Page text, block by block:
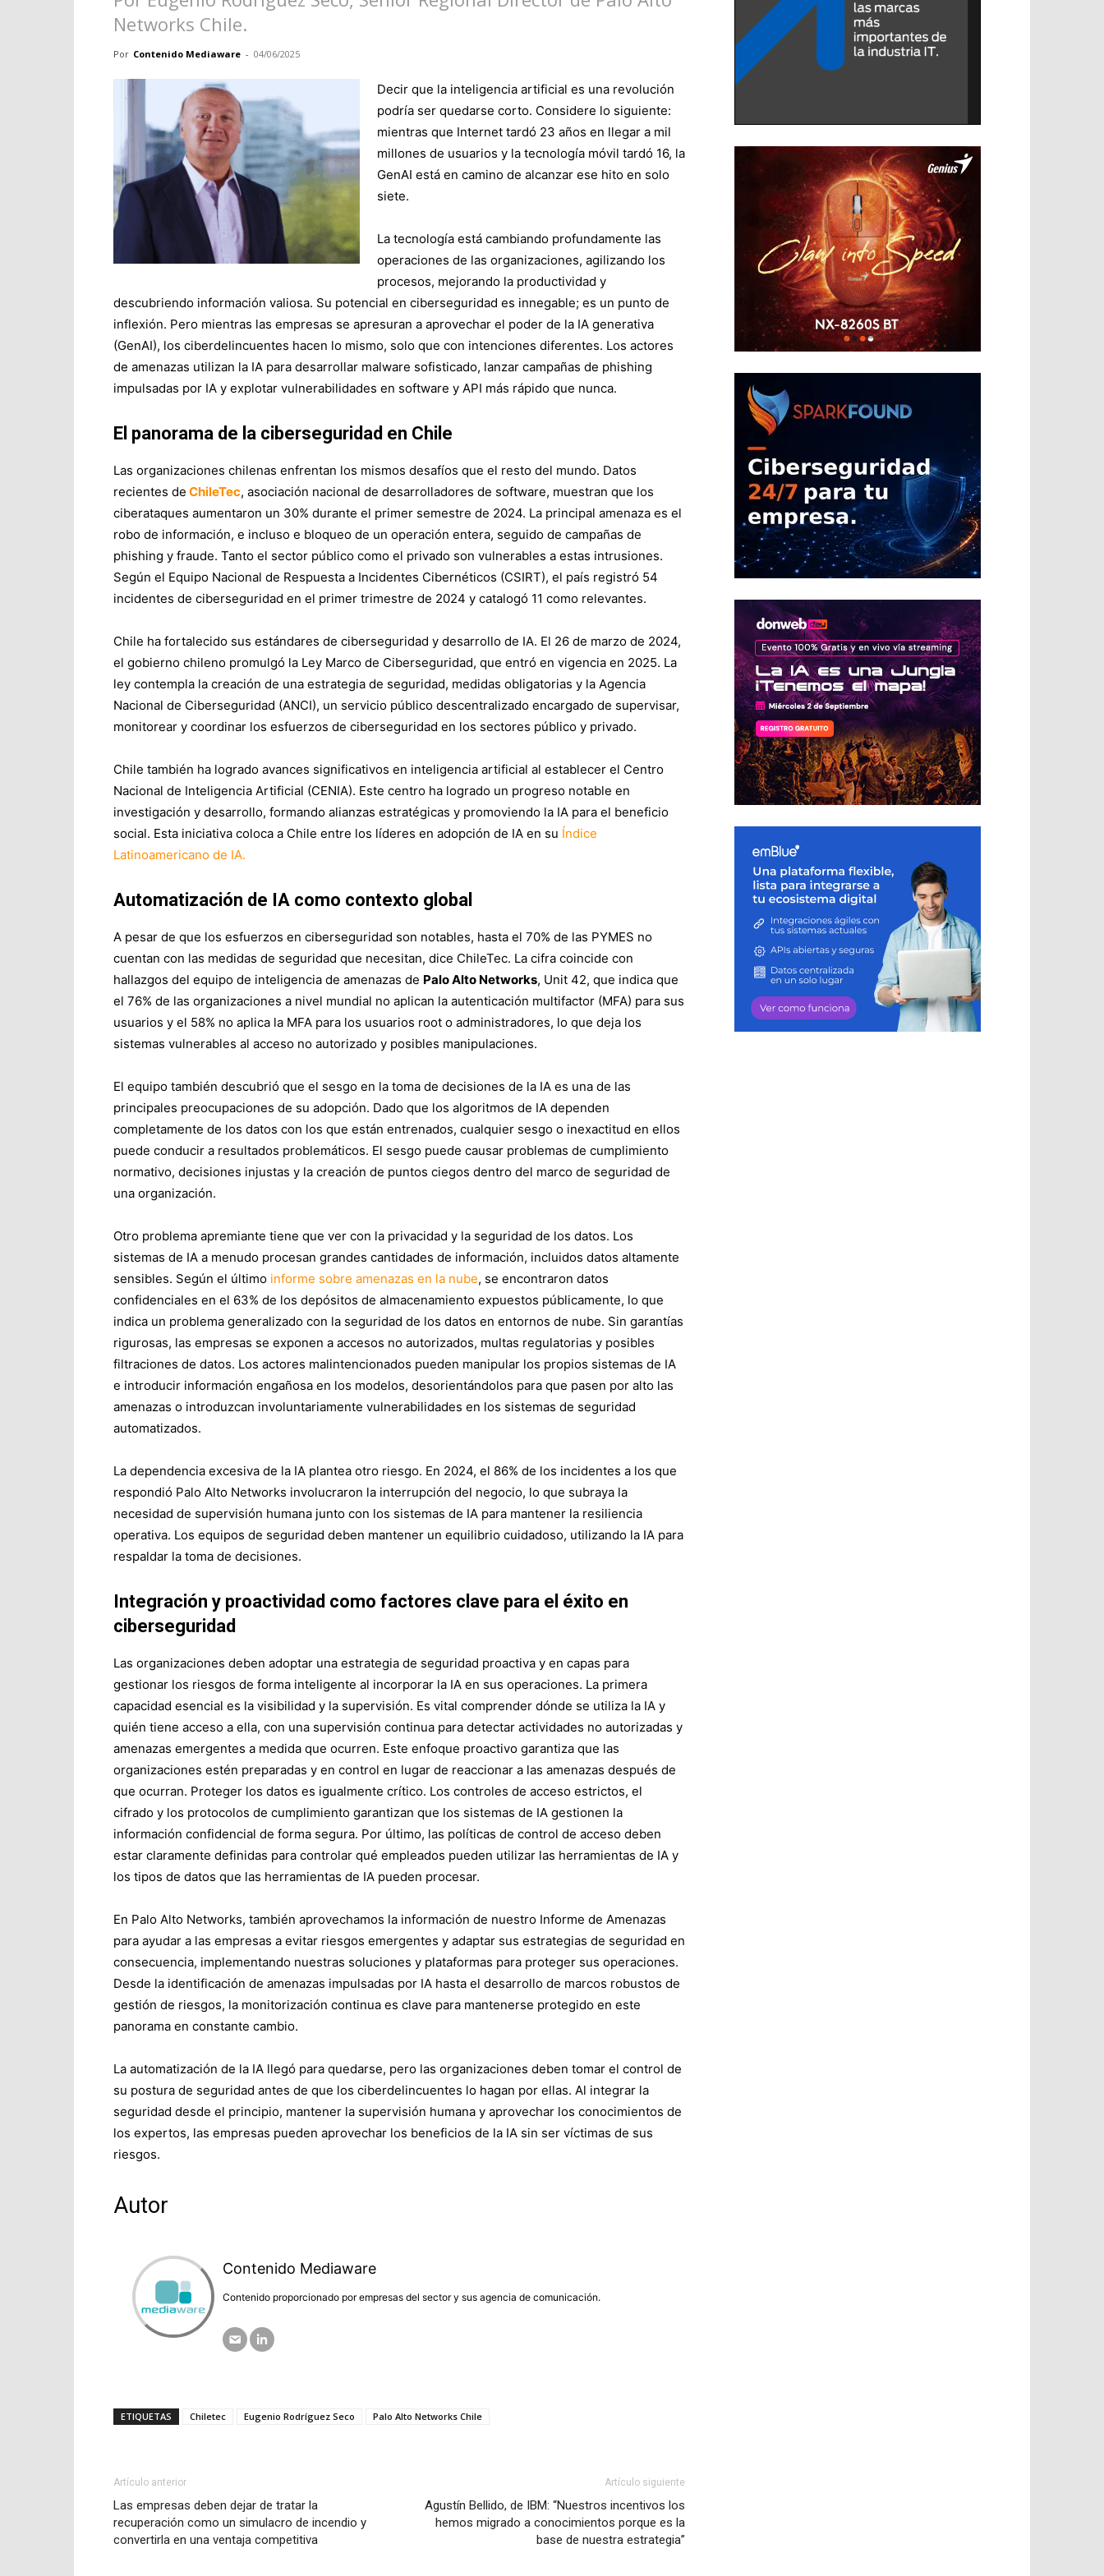
Networks Chile.
Por Contenido Mediaware - 04/06/2025
Decir que la inteligencia artificial es una revolución
podría ser quedarse corto. Considere lo siguiente:
mientras que Internet tardó 23 años en llegar a mil
millones de usuarios y la tecnología móvil tardó 16, la
GenAI está en camino de alcanzar ese hito en solo
siete.
La tecnología está cambiando profundamente las
operaciones de las organizaciones, agilizando los
procesos, mejorando la productividad y
descubriendo información valiosa. Su potencial en ciberseguridad es innegable; es un punto de
inflexión. Pero mientras las empresas se apresuran a aprovechar el poder de la IA generativa
(GenAI), los ciberdelincuentes hacen lo mismo, solo que con intenciones diferentes. Los actores
de amenazas utilizan la IA para desarrollar malware sofisticado, lanzar campañas de phishing
impulsadas por IA y explotar vulnerabilidades en software y API más rápido que nunca.
El panorama de la ciberseguridad en Chile
Las organizaciones chilenas enfrentan los mismos desafíos que el resto del mundo. Datos
recientes de ChileTec, asociación nacional de desarrolladores de software, muestran que los
ciberataques aumentaron un 30% durante el primer semestre de 2024. La principal amenaza es el
robo de información, e incluso e bloqueo de un operación entera, seguido de campañas de
phishing y fraude. Tanto el sector público como el privado son vulnerables a estas intrusiones.
Según el Equipo Nacional de Respuesta a Incidentes Cibernéticos (CSIRT), el país registró 54
incidentes de ciberseguridad en el primer trimestre de 2024 y catalogó 11 como relevantes.
Chile ha fortalecido sus estándares de ciberseguridad y desarrollo de IA. El 26 de marzo de 2024,
el gobierno chileno promulgó la Ley Marco de Ciberseguridad, que entró en vigencia en 2025. La
ley contempla la creación de una estrategia de seguridad, medidas obligatorias y la Agencia
Nacional de Ciberseguridad (ANCI), un servicio público descentralizado encargado de supervisar,
monitorear y coordinar los esfuerzos de ciberseguridad en los sectores público y privado. ​
Chile también ha logrado avances significativos en inteligencia artificial al establecer el Centro
Nacional de Inteligencia Artificial (CENIA). Este centro ha logrado un progreso notable en
investigación y desarrollo, formando alianzas estratégicas y promoviendo la IA para el beneficio
social. Esta iniciativa coloca a Chile entre los líderes en adopción de IA en su Índice
Latinoamericano de IA.
Automatización de IA como contexto global
A pesar de que los esfuerzos en ciberseguridad son notables, hasta el 70% de las PYMES no
cuentan con las medidas de seguridad que necesitan, dice ChileTec. La cifra coincide con
hallazgos del equipo de inteligencia de amenazas de Palo Alto Networks, Unit 42, que indica que
el 76% de las organizaciones a nivel mundial no aplican la autenticación multifactor (MFA) para sus
usuarios y el 58% no aplica la MFA para los usuarios root o administradores, lo que deja los
sistemas vulnerables al acceso no autorizado y posibles manipulaciones.
El equipo también descubrió que el sesgo en la toma de decisiones de la IA es una de las
principales preocupaciones de su adopción. Dado que los algoritmos de IA dependen
completamente de los datos con los que están entrenados, cualquier sesgo o inexactitud en ellos
puede conducir a resultados problemáticos. El sesgo puede causar problemas de cumplimiento
normativo, decisiones injustas y la creación de puntos ciegos dentro del marco de seguridad de
una organización.
Otro problema apremiante tiene que ver con la privacidad y la seguridad de los datos. Los
sistemas de IA a menudo procesan grandes cantidades de información, incluidos datos altamente
sensibles. Según el último informe sobre amenazas en la nube, se encontraron datos
confidenciales en el 63% de los depósitos de almacenamiento expuestos públicamente, lo que
indica un problema generalizado con la seguridad de los datos en entornos de nube. Sin garantías
rigurosas, las empresas se exponen a accesos no autorizados, multas regulatorias y posibles
filtraciones de datos. Los actores malintencionados pueden manipular los propios sistemas de IA
e introducir información engañosa en los modelos, desorientándolos para que pasen por alto las
amenazas o introduzcan involuntariamente vulnerabilidades en los sistemas de seguridad
automatizados.
La dependencia excesiva de la IA plantea otro riesgo. En 2024, el 86% de los incidentes a los que
respondió Palo Alto Networks involucraron la interrupción del negocio, lo que subraya la
necesidad de supervisión humana junto con los sistemas de IA para mantener la resiliencia
operativa. Los equipos de seguridad deben mantener un equilibrio cuidadoso, utilizando la IA para
respaldar la toma de decisiones.
Integración y proactividad como factores clave para el éxito en
ciberseguridad
Las organizaciones deben adoptar una estrategia de seguridad proactiva y en capas para
gestionar los riesgos de forma inteligente al incorporar la IA en sus operaciones. La primera
capacidad esencial es la visibilidad y la supervisión. Es vital comprender dónde se utiliza la IA y
quién tiene acceso a ella, con una supervisión continua para detectar actividades no autorizadas y
amenazas emergentes a medida que ocurren. Este enfoque proactivo garantiza que las
organizaciones estén preparadas y en control en lugar de reaccionar a las amenazas después de
que ocurran. Proteger los datos es igualmente crítico. Los controles de acceso estrictos, el
cifrado y los protocolos de cumplimiento garantizan que los sistemas de IA gestionen la
información confidencial de forma segura. Por último, las políticas de control de acceso deben
estar claramente definidas para controlar qué empleados pueden utilizar las herramientas de IA y
los tipos de datos que las herramientas de IA pueden procesar.
En Palo Alto Networks, también aprovechamos la información de nuestro Informe de Amenazas
para ayudar a las empresas a evitar riesgos emergentes y adaptar sus estrategias de seguridad en
consecuencia, implementando nuestras soluciones y plataformas para proteger sus operaciones.
Desde la identificación de amenazas impulsadas por IA hasta el desarrollo de marcos robustos de
gestión de riesgos, la monitorización continua es clave para mantenerse protegido en este
panorama en constante cambio.
La automatización de la IA llegó para quedarse, pero las organizaciones deben tomar el control de
su postura de seguridad antes de que los ciberdelincuentes lo hagan por ellas. Al integrar la
seguridad desde el principio, mantener la supervisión humana y aprovechar los conocimientos de
los expertos, las empresas pueden aprovechar los beneficios de la IA sin ser víctimas de sus
riesgos.
Autor
Contenido Mediaware
Contenido proporcionado por empresas del sector y sus agencia de comunicación.
ETIQUETAS Chiletec Eugenio Rodríguez Seco Palo Alto Networks Chile
Artículo anterior
Las empresas deben dejar de tratar la
recuperación como un simulacro de incendio y
convertirla en una ventaja competitiva
Artículo siguiente
Agustín Bellido, de IBM: “Nuestros incentivos los
hemos migrado a conocimientos porque es la
base de nuestra estrategia”